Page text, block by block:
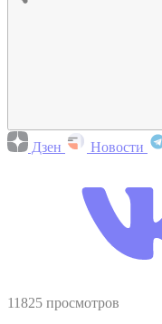
Дзен Новости
11825 просмотров